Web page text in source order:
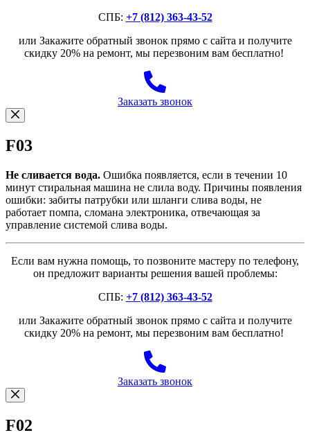
СПБ: +7 (812) 363-43-52
или Закажите обратный звонок прямо с сайта и получите
скидку 20% на ремонт, мы перезвоним вам бесплатно!
Заказать звонок
F03
Не сливается вода. Ошибка появляется, если в течении 10
минут стиральная машина не слила воду. Причины появления
ошибки: забиты патрубки или шланги слива воды, не
работает помпа, сломана электроника, отвечающая за
управление системой слива воды.
Если вам нужна помощь, то позвоните мастеру по телефону,
он предложит варианты решения вашей проблемы:
СПБ: +7 (812) 363-43-52
или Закажите обратный звонок прямо с сайта и получите
скидку 20% на ремонт, мы перезвоним вам бесплатно!
Заказать звонок
F02